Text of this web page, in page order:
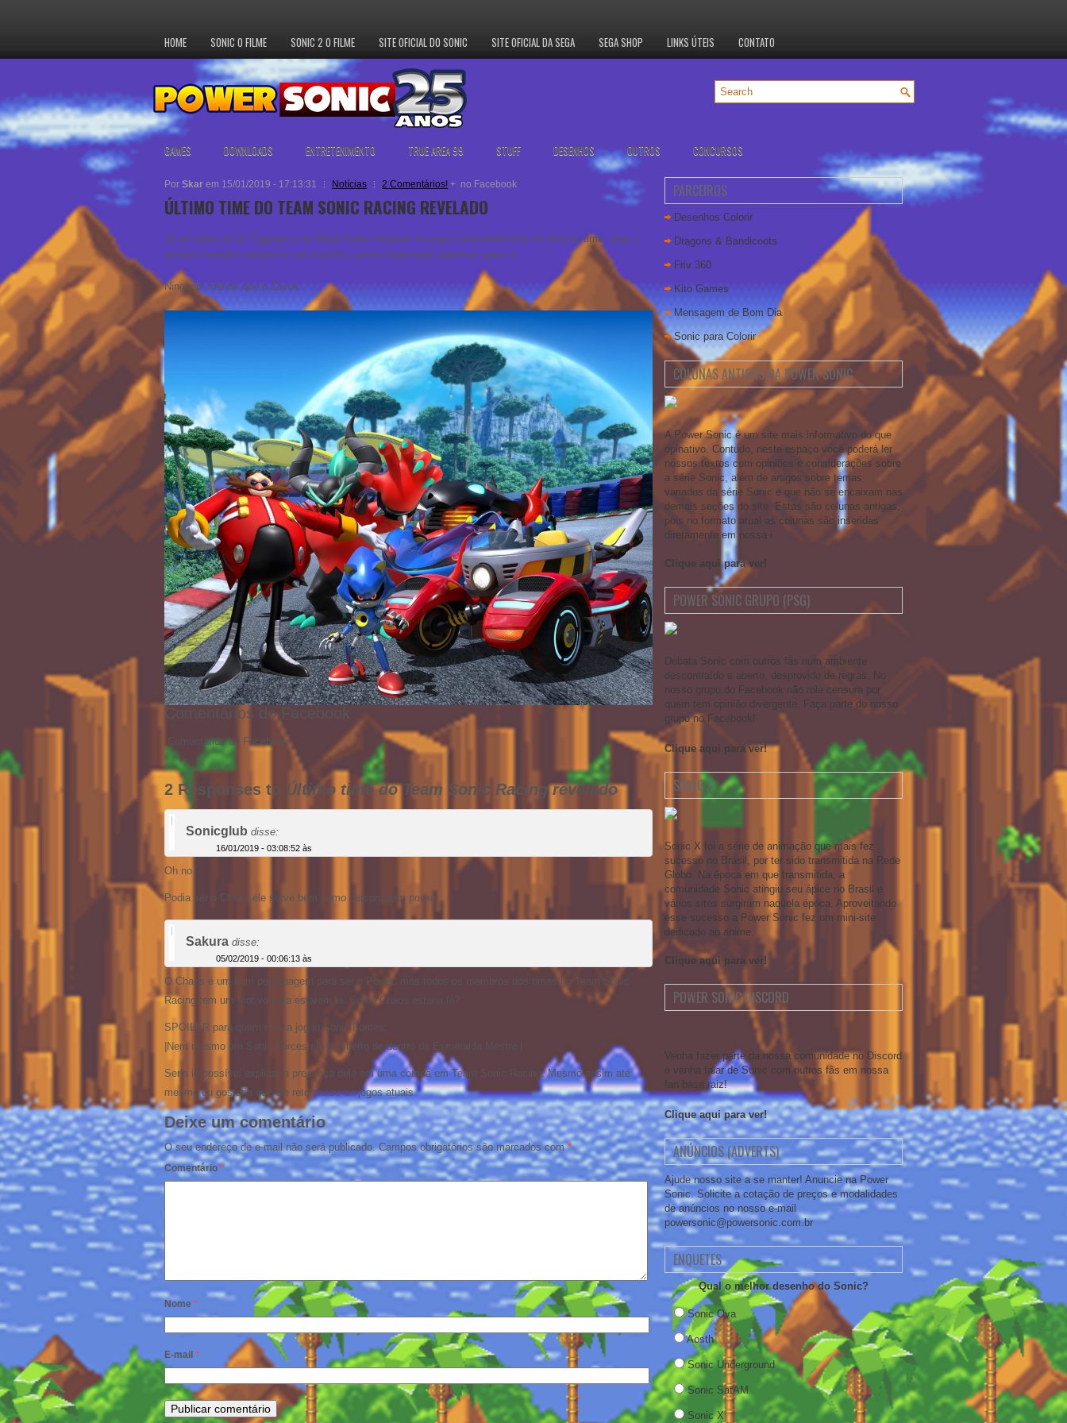
HOME SONIC O FILME SONIC 2 O FILME SITE OFICIAL DO SONIC SITE OFICIAL DA SEGA SEGA SHOP LINKS ÚTEIS CONTATO
GAMES DOWNLOADS ENTRETENIMENTO TRUE AREA 99 STUFF DESENHOS OUTROS CONCURSOS
Por Skar em 15/01/2019 - 17:13:31 Notícias 2 Comentários! + no Facebook
ÚLTIMO TIME DO TEAM SONIC RACING REVELADO
Já se sabia do Dr. Eggman e do Metal Sonic estariam no jogo e provavelmente no mesmo time, mas o
terceiro corredor sempre foi um mistério, porém finalmente sabemos quem é.
Ninguém menos que o Zavok:
Comentários do Facebook
Comentários do Facebook
2 Responses to Último time do Team Sonic Racing revelado
Sonicglub disse:
16/01/2019 - 03:08:52 às
Oh no
Podia ser o Chaos ele serve bem como personagem power
Sakura disse:
05/02/2019 - 00:06:13 às
O Chaos é um bom personagem para ser o Power, mas todos os membros dos times no Team Sonic
Racing tem um motivo para estarem lá. Como Chaos estaria lá?
SPOILER para quem nunca jogou Sonic Forces:
|Nem mesmo em Sonic Forces ele foi liberto de dentro da Esmeralda Mestre.|
Seria impossível explicar a presença dele em uma corrida em Team Sonic Racing. Mesmo assim até
mesmo eu gostaria que ele retornasse ao jogos atuais.
Deixe um comentário
O seu endereço de e-mail não será publicado. Campos obrigatórios são marcados com*
Comentário *
Nome *
E-mail *
PARCEIROS
Desenhos Colorir
Dragons & Bandicoots
Friv 360
Kito Games
Mensagem de Bom Dia
Sonic para Colorir
COLUNAS ANTIGAS DA POWER SONIC
A Power Sonic é um site mais informativo do que
opinativo. Contudo, neste espaço você poderá ler
nossos textos com opiniões e considerações sobre
a série Sonic, além de artigos sobre temas
variados da série Sonic e que não se encaixam nas
demais seções do site. Estas são colunas antigas,
pois no formato atual as colunas são inseridas
diretamente em nossa i
Clique aqui para ver!
POWER SONIC GRUPO (PSG)
Debata Sonic com outros fãs num ambiente
descontraído e aberto, desprovido de regras. No
nosso grupo do Facebook não rola censura por
quem tem opinião divergente. Faça parte do nosso
grupo no Facebook!
Clique aqui para ver!
SONIC X
Sonic X foi a série de animação que mais fez
sucesso no Brasil, por ter sido transmitida na Rede
Globo. Na época em que transmitida, a
comunidade Sonic atingiu seu ápice no Brasil e
vários sites surgiram naquela época. Aproveitando
esse sucesso a Power Sonic fez um mini-site
dedicado ao anime.
Clique aqui para ver!
POWER SONIC DISCORD
Venha fazer parte da nossa comunidade no Discord
e venha falar de Sonic com outros fãs em nossa
fan base raiz!
Clique aqui para ver!
ANÚNCIOS (ADVERTS)
Ajude nosso site a se manter! Anuncie na Power
Sonic. Solicite a cotação de preços e modalidades
de anúncios no nosso e-mail
powersonic@powersonic.com.br
ENQUETES
Qual o melhor desenho do Sonic?
Sonic Ova
Aosth
Sonic Underground
Sonic SatAM
Sonic X